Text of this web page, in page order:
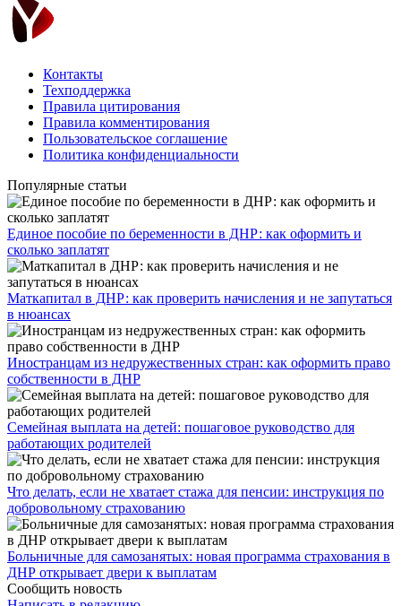
Контакты
Техподдержка
Правила цитирования
Правила комментирования
Пользовательское соглашение
Политика конфиденциальности
Популярные статьи
Единое пособие по беременности в ДНР: как оформить и
сколько заплатят
​Маткапитал в ДНР: как проверить начисления и не запутаться
в нюансах
Иностранцам из недружественных стран: как оформить право
собственности в ДНР
Семейная выплата на детей: пошаговое руководство для
работающих родителей
Что делать, если не хватает стажа для пенсии: инструкция по
добровольному страхованию
Больничные для самозанятых: новая программа страхования в
ДНР открывает двери к выплатам
Сообщить новость